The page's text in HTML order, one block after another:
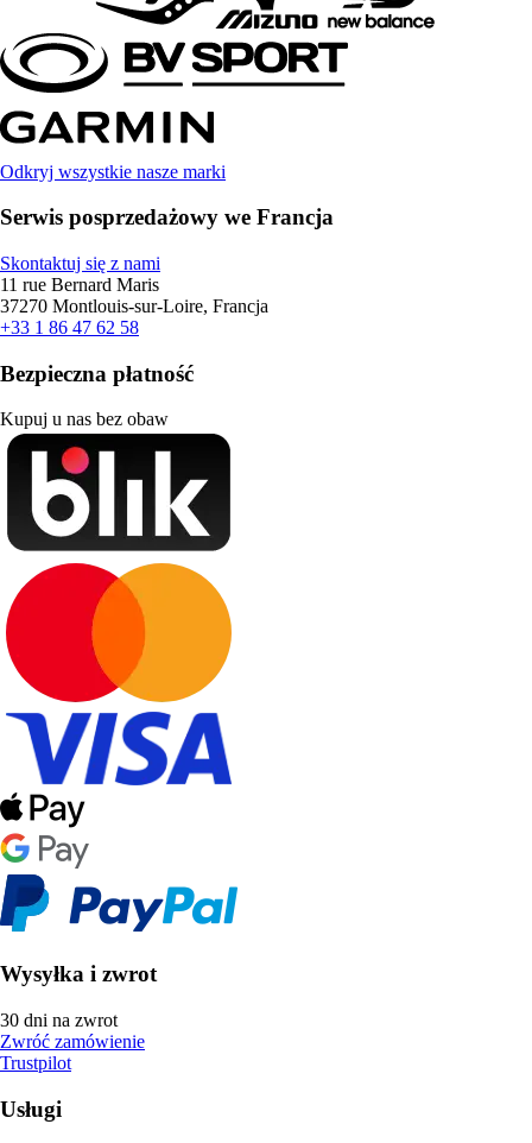
Odkryj wszystkie nasze marki
Serwis posprzedażowy we Francja
Skontaktuj się z nami
11 rue Bernard Maris
37270 Montlouis-sur-Loire, Francja
+33 1 86 47 62 58
Bezpieczna płatność
Kupuj u nas bez obaw
Wysyłka i zwrot
30 dni na zwrot
Zwróć zamówienie
Trustpilot
Usługi